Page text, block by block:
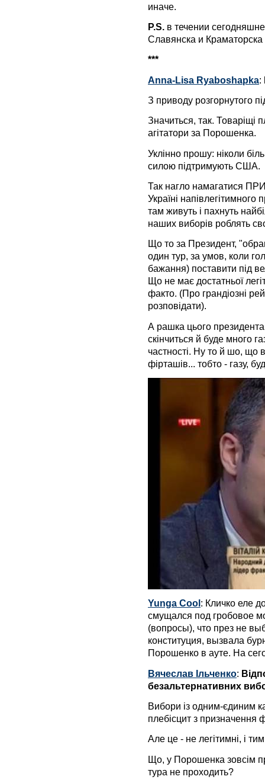
иначе.
P.S. в течении
Славянска и Краматорска
***
Anna-Lisa Ryaboshapka:
З приводу розгорнутого
Значиться, так. Товаріщі
агітатори за Порошенка.
Уклінно прошу: ніколи
силою підтримують США.
Так нагло намагатися
Україні
там живуть і пахнуть
наших виборів роблять
Що то за Президент,
один тур, за умов, коли
бажання) поставити під
Що не має достатньої
факто. (Про грандіозні
розповідати).
А рашка цього
скінчиться й буде много
частності. Ну то й шо, що
фірташів... тобто - газу,
Yunga Cool: Кличко еле
смущался под гробовое
(вопросы), что през не
конституция, вызвала
Порошенко в ауте. На
Вячеслав Ільченко:
безальтернативних
Вибори із одним-єдиним
плебісцит з призначення
Але це - не легітимні, і
Що, у Порошенка зовсім
тура не проходить?